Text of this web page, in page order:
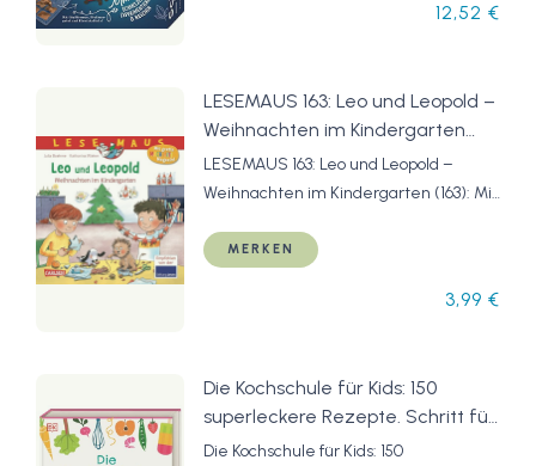
12,52 €
LESEMAUS 163: Leo und Leopold –
Weihnachten im Kindergarten
(163): Mit App
LESEMAUS 163: Leo und Leopold –
Weihnachten im Kindergarten (163): Mit
MERKEN
3,99 €
Die Kochschule für Kids: 150
superleckere Rezepte. Schritt für
Schritt Kochen und Backen lernen
Die Kochschule für Kids: 150